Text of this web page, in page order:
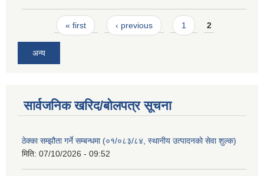
Pages« first ‹ previous 1 2
अन्य
सार्वजनिक खरिद/बोलपत्र सूचना
ठेक्का सम्झौता गर्ने सम्बन्धमा (०१/०८३/८४, स्थानीय उत्पादनको सेवा शुल्क)
मिति: 07/10/2026 - 09:52